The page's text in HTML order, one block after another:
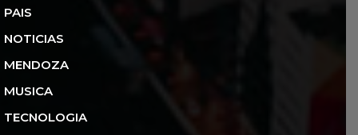
PAIS
NOTICIAS
MENDOZA
MUSICA
TECNOLOGIA